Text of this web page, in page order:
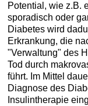
Potential, wie z.B.
sporadisch oder
Diabetes wird
Erkrankung, die
"Verwaltung" des
Tod durch
führt. Im Mittel
Diagnose des
Insulintherapie